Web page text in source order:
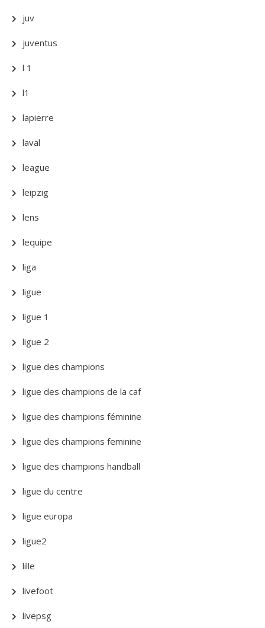
juv
juventus
l 1
l1
lapierre
laval
league
leipzig
lens
lequipe
liga
ligue
ligue 1
ligue 2
ligue des champions
ligue des champions de la caf
ligue des champions féminine
ligue des champions feminine
ligue des champions handball
ligue du centre
ligue europa
ligue2
lille
livefoot
livepsg